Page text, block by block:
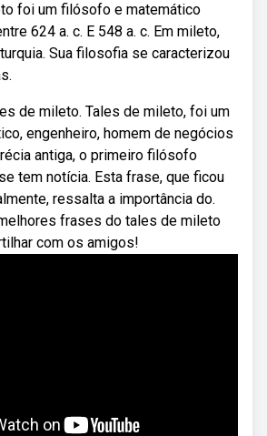
foi um filósofo e matemático
624 a. c. E 548 a. c. Em mileto,
Sua filosofia se caracterizou
de mileto. Tales de mileto, foi um
engenheiro, homem de negócios
antiga, o primeiro filósofo
tem notícia. Esta frase, que ficou
ressalta a importância do.
frases do tales de mileto
com os amigos!